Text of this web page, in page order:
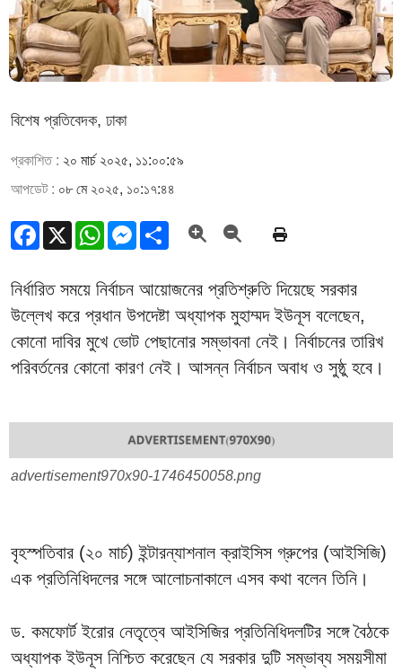
বিশেষ প্রতিবেদক, ঢাকা
প্রকাশিত : ২০ মার্চ ২০২৫, ১১:০০:৫৯
আপডেট : ০৮ মে ২০২৫, ১০:১৭:৪৪
Facebook
X WhatsAppMessenger
Share
নির্ধারিত সময়ে নির্বাচন আয়োজনের প্রতিশ্রুতি দিয়েছে সরকার
উল্লেখ করে প্রধান উপদেষ্টা অধ্যাপক মুহাম্মদ ইউনূস বলেছেন,
কোনো দাবির মুখে ভোট পেছানোর সম্ভাবনা নেই। নির্বাচনের তারিখ
পরিবর্তনের কোনো কারণ নেই। আসন্ন নির্বাচন অবাধ ও সুষ্ঠু হবে।
advertisement970x90-1746450058.png
বৃহস্পতিবার (২০ মার্চ) ইন্টারন্যাশনাল ক্রাইসিস গ্রুপের (আইসিজি)
এক প্রতিনিধিদলের সঙ্গে আলোচনাকালে এসব কথা বলেন তিনি।
ড. কমফোর্ট ইরোর নেতৃত্বে আইসিজির প্রতিনিধিদলটির সঙ্গে বৈঠকে
অধ্যাপক ইউনূস নিশ্চিত করেছেন যে সরকার দুটি সম্ভাব্য সময়সীমা